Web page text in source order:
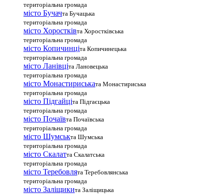
територіальна громада
місто Бучачта Бучацька
територіальна громада
місто Хоростківта Хоростківська
територіальна громада
місто Копичинціта Копичинецька
територіальна громада
місто Ланівціта Лановецька
територіальна громада
місто Монастириськата Монастириська
територіальна громада
місто Підгайціта Підгаєцька
територіальна громада
місто Почаївта Почаївська
територіальна громада
місто Шумськта Шумська
територіальна громада
місто Скалатта Скалатська
територіальна громада
місто Теребовлята Теребовлянська
територіальна громада
місто Залiщикита Заліщицька